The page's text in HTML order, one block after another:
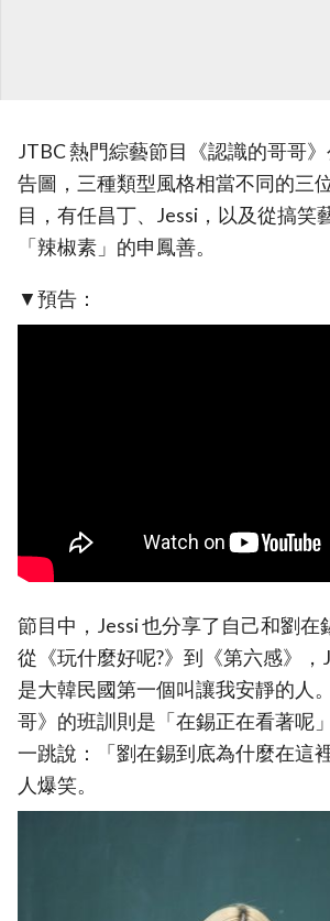
JTBC 熱門綜藝節目《認識的哥哥
告圖，三種類型風格相當不同的三
目，有任昌丁、Jessi，以及從搞笑
「辣椒素」的申鳳善。
▼預告：
節目中，Jessi 也分享了自己和劉在
從《玩什麼好呢?》到《第六感》，
是大韓民國第一個叫讓我安靜的人
哥》的班訓則是「在錫正在看著呢
一跳說：「劉在錫到底為什麼在這
人爆笑。